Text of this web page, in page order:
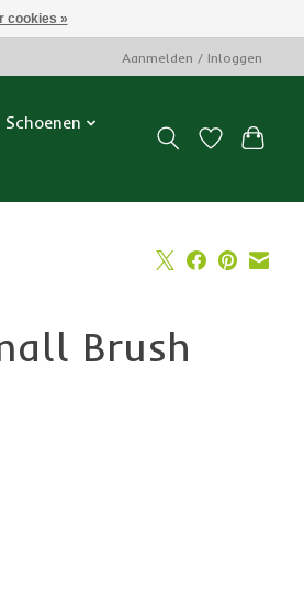
Aanmelden / Inloggen
Schoenen
Brush
cookies »